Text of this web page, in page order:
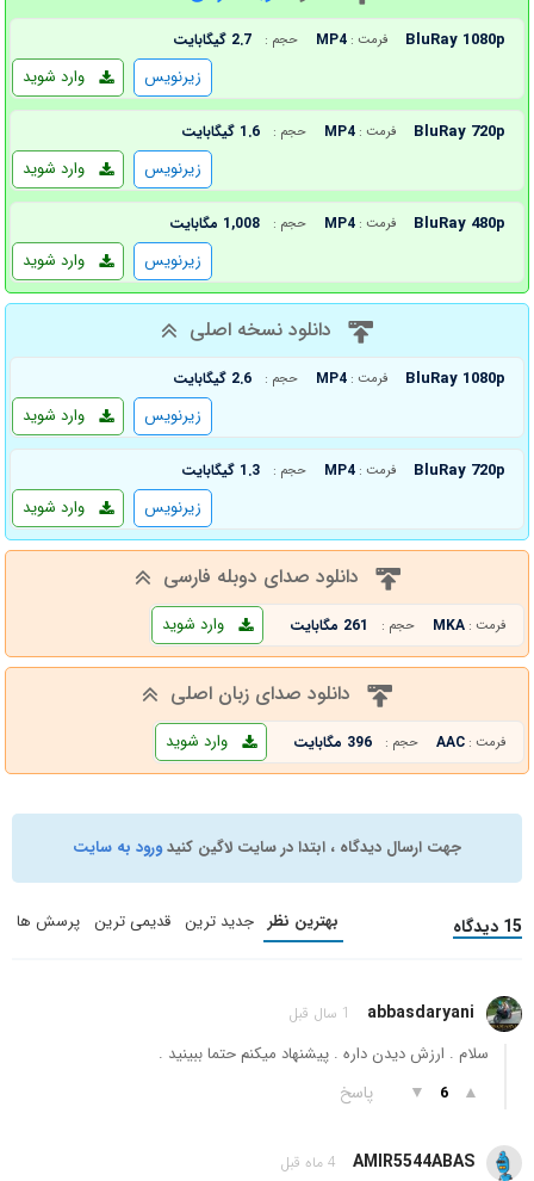
BluRay 1080p فرمت : MP4 حجم : 2.7 گیگابایت
وارد شوید زیرنویس
BluRay 720p فرمت : MP4 حجم : 1.6 گیگابایت
وارد شوید زیرنویس
BluRay 480p فرمت : MP4 حجم : 1,008 مگابایت
وارد شوید زیرنویس
دانلود نسخه اصلی
BluRay 1080p فرمت : MP4 حجم : 2.6 گیگابایت
وارد شوید زیرنویس
BluRay 720p فرمت : MP4 حجم : 1.3 گیگابایت
وارد شوید زیرنویس
دانلود صدای دوبله فارسی
فرمت : MKA حجم : 261 مگابایت وارد شوید
دانلود صدای زبان اصلی
فرمت : AAC حجم : 396 مگابایت وارد شوید
جهت ارسال دیدگاه ، ابتدا در سایت لاگین کنیدورود به سایت
15 دیدگاه بهترین نظر جدید ترین قدیمی ترین پرسش ها
abbasdaryani 1 سال قبل
سلام . ارزش دیدن داره . پیشنهاد میکنم حتما ببینید .
▲
6
▼ پاسخ
AMIR5544ABAS 4 ماه قبل